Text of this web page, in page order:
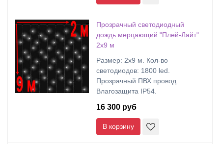
Прозрачный светодиодный
дождь мерцающий "Плей-Лайт"
2х9 м
Размер: 2х9 м. Кол-во
светодиодов: 1800 led.
Прозрачный ПВХ провод.
Влагозащита IP54.
16 300 руб
В корзину